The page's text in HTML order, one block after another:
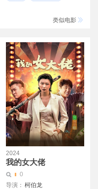
类似电影
2024
我的女大佬
0
导演： 柯伯龙